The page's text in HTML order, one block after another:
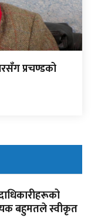
प्रचण्डको
बहुमतले स्वीकृत